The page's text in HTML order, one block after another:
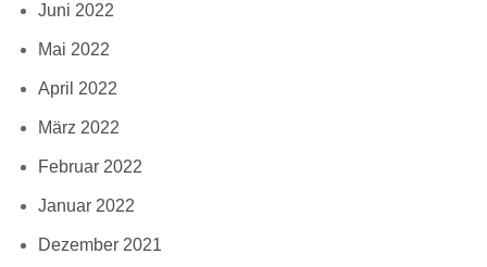
Juni 2022
Mai 2022
April 2022
März 2022
Februar 2022
Januar 2022
Dezember 2021